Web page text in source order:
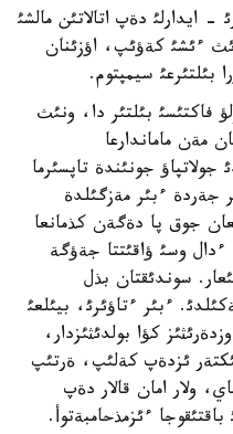
دةپ اتالاتئن مالشئ
ءئشئ كةؤئپ، اؤزئنان
بئلتئرعئ سيمپتوم.
بئلتئر دا، ونئث
مةن ماماندارعا
جولاتپاؤ جونئندة تاپسئرما
جةردة ءبئر مةزگئلدة
جوق پا دةگةن كذمانعا
وسئ ؤاقئتتا جةؤگة
سوندئقتان بذل
ءبئر ءتاؤئرئ، بيئلعئ
كؤا بولدئثئزدار،
ئزدةپ كةلئپ، ةرتئپ
ولار امان قالار دةپ
ءئزمذحامبةتوأ.